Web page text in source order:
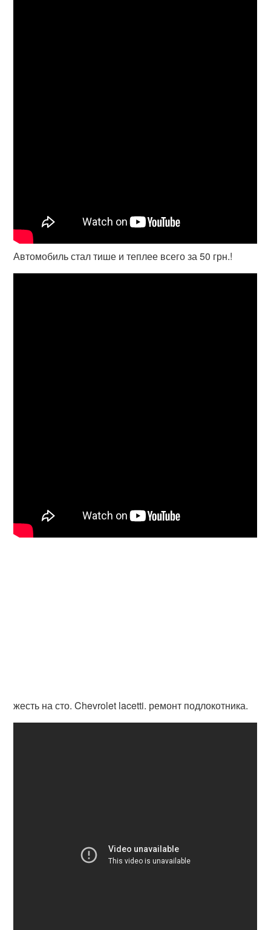
Автомобиль стал тише и теплее всего за 50 грн.!
жесть на сто. Chevrolet lacetti. ремонт подлокотника.